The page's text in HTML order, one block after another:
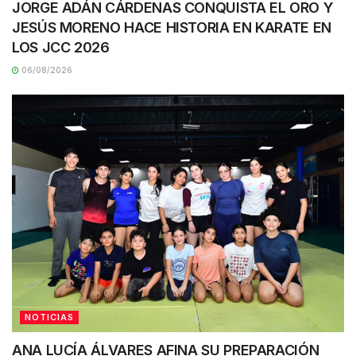
JORGE ADÁN CÁRDENAS CONQUISTA EL ORO Y
JESÚS MORENO HACE HISTORIA EN KARATE EN
LOS JCC 2026
06/08/2026
NOTICIAS
ANA LUCÍA ÁLVARES AFINA SU PREPARACIÓN